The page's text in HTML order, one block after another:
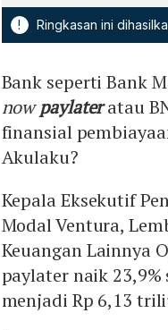
! Ringkasan ini
Bank seperti Bank
nowpaylater atau
finansial
Akulaku?
Kepala Eksekutif
Modal Ventura,
Keuangan Lainnya
paylater naik
menjadi Rp 6,13